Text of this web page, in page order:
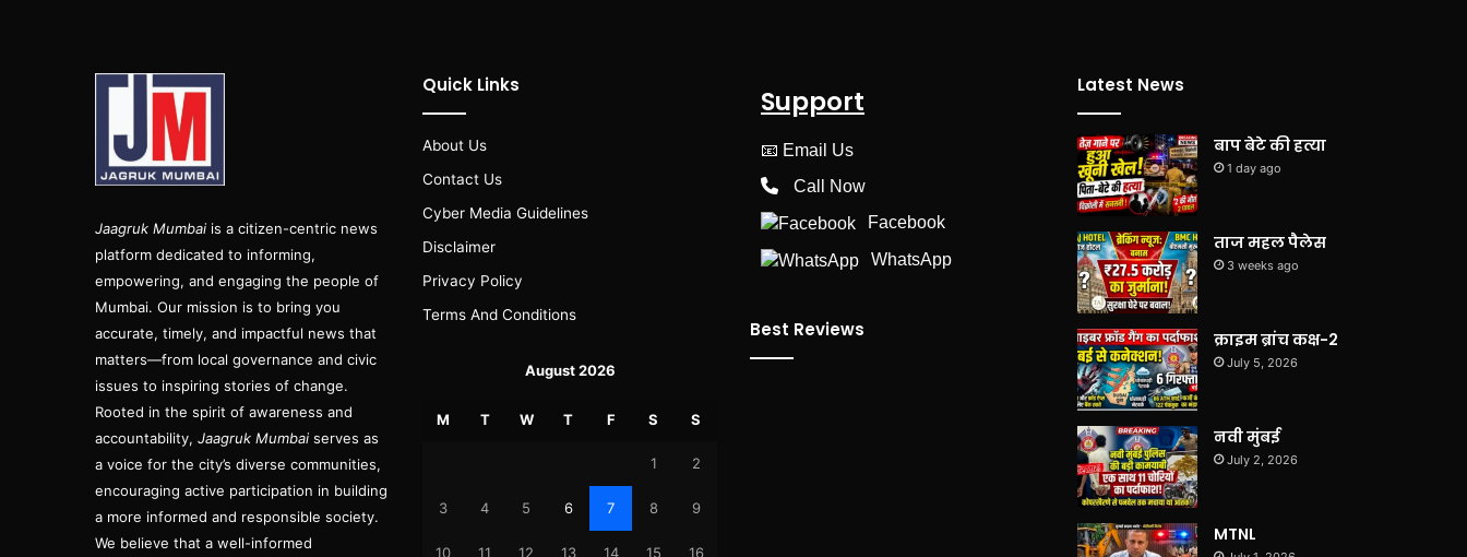
Jaagruk Mumbai is a citizen-centric news
platform dedicated to informing,
empowering, and engaging the people of
Mumbai. Our mission is to bring you
accurate, timely, and impactful news that
matters—from local governance and civic
issues to inspiring stories of change.
Rooted in the spirit of awareness and
accountability, Jaagruk Mumbai serves as
a voice for the city’s diverse communities,
encouraging active participation in building
a more informed and responsible society.
We believe that a well-informed
Quick Links
About Us
Contact Us
Cyber Media Guidelines
Disclaimer
Privacy Policy
Terms And Conditions
August 2026
M T W T F S S
1 2
3 4 5 6 7 8 9
10 11 12 13 14 15 16
Support
📧 Email Us
Call Now
Facebook
WhatsApp
Best Reviews
Latest News
बाप बेटे की हत्या
1 day ago
ताज महल पैलेस
3 weeks ago
क्राइम ब्रांच कक्ष-2
July 5, 2026
नवी मुंबई
July 2, 2026
MTNL